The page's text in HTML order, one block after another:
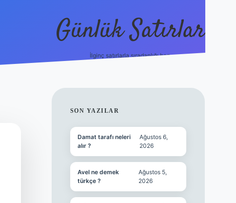
Günlük Satırlar
İlginç satırlarla sıradanlığı boz.
SIDEBAR
SON YAZILAR
Damat tarafı neleri
alır ?
Ağustos 6,
2026
Avel ne demek
türkçe ?
Ağustos 5,
2026
vdcasino